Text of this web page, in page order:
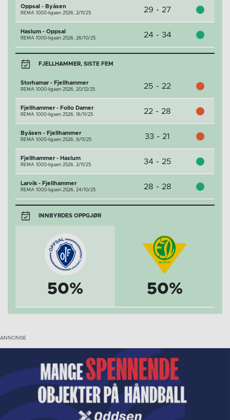
Oppsal - Byåsen
REMA 1000-ligaen 2526, 2/11/25 29 - 27
Haslum - Oppsal
REMA 1000-ligaen 2526, 26/10/25 24 - 34
FJELLHAMMER, SISTE FEM
Storhamar - Fjellhammer
REMA 1000-ligaen 2526, 20/12/25 25 - 22
Fjellhammer - Follo Damer
REMA 1000-ligaen 2526, 16/11/25 22 - 28
Byåsen - Fjellhammer
REMA 1000-ligaen 2526, 9/11/25 33 - 21
Fjellhammer - Haslum
REMA 1000-ligaen 2526, 2/11/25 34 - 25
Larvik - Fjellhammer
REMA 1000-ligaen 2526, 24/10/25 28 - 28
INNBYRDES OPPGJØR
50% 50%